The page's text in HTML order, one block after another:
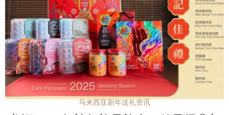
马来西亚新年送礼资讯